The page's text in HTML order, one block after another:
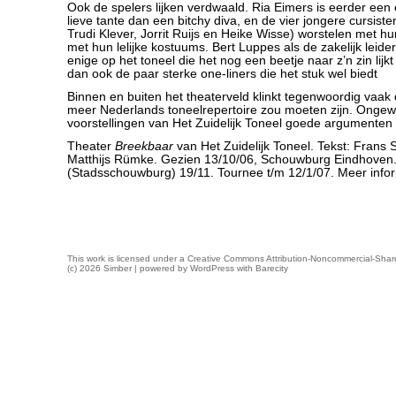
Ook de spelers lijken verdwaald. Ria Eimers is eerder een
lieve tante dan een bitchy diva, en de vier jongere
Trudi Klever, Jorrit Ruijs en Heike Wisse) worstelen met
met hun lelijke kostuums. Bert Luppes als de zakelijk
enige op het toneel die het nog een beetje naar z’n zin
dan ook de paar sterke one-liners die het stuk wel biedt
Binnen en buiten het theaterveld klinkt tegenwoordig vaak
meer Nederlands toneelrepertoire zou moeten zijn.
voorstellingen van Het Zuidelijk Toneel goede
Theater Breekbaar van Het Zuidelijk Toneel. Tekst: Frans
Matthijs Rümke. Gezien 13/10/06, Schouwburg
(Stadsschouwburg) 19/11. Tournee t/m 12/1/07. Meer
This work is licensed under a Creative Commons Attribution-Noncommercial-
(c) 2026 Simber | powered by WordPress with Barecity